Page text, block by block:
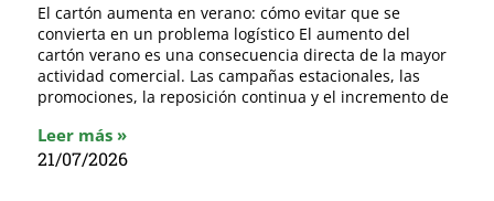
El cartón aumenta en verano: cómo evitar que se
convierta en un problema logístico El aumento del
cartón verano es una consecuencia directa de la mayor
actividad comercial. Las campañas estacionales, las
promociones, la reposición continua y el incremento de
Leer más »
21/07/2026